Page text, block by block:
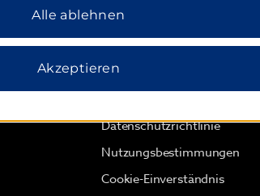
Allgemeine
Geschäftsbedingungen
Datenschutzrichtlinie
Nutzungsbestimmungen
Cookie-Einverständnis
Alle ablehnen
Akzeptieren